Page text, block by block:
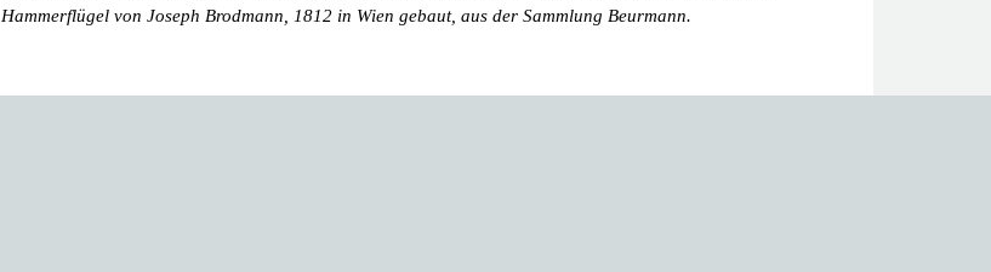
Hammerflügel von Joseph Brodmann, 1812 in Wien gebaut, aus der Sammlung Beurmann.